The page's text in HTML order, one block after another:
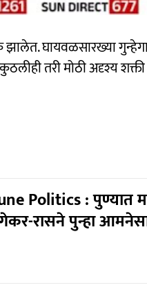
घायवळसारख्या
तरी मोठी अदृश्य
Politics : पुण्यात
रासने पुन्हा